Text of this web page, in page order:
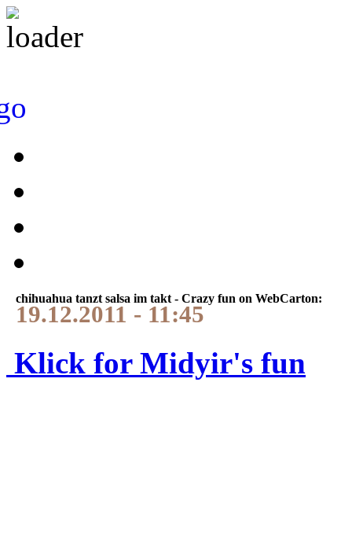
chihuahua tanzt salsa im takt - Crazy fun on WebCarton:
19.12.2011 - 11:45
Klick for Midyir's fun